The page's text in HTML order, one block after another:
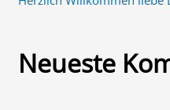
Neueste